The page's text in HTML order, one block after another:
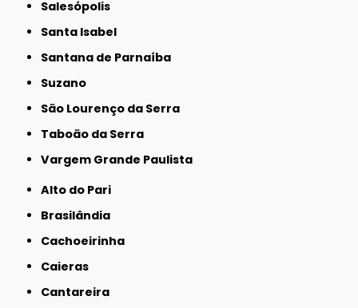
Salesópolis
Santa Isabel
Santana de Parnaíba
Suzano
São Lourenço da Serra
Taboão da Serra
Vargem Grande Paulista
Alto do Pari
Brasilândia
Cachoeirinha
Caieras
Cantareira